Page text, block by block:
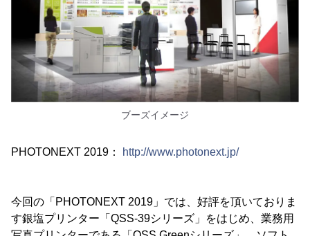
ブーズイメージ
PHOTONEXT 2019： http://www.photonext.jp/
今回の「PHOTONEXT 2019」では、好評を頂いておりま
す銀塩プリンター「QSS-39シリーズ」をはじめ、業務用